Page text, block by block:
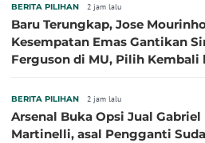
BERITA PILIHAN 2 jam lalu
Baru Terungkap, Jose
Kesempatan Emas Gantikan
Ferguson di MU, Pilih Kembali
BERITA PILIHAN 2 jam lalu
Arsenal Buka Opsi Jual Gabriel
Martinelli, asal Pengganti